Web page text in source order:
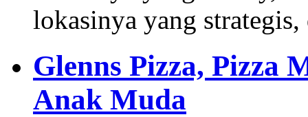
lokasinya yang
Glenns Pizza, Pizza
Anak Muda